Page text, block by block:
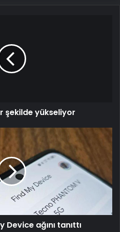
şekilde yükseliyor
Device ağını tanıttı